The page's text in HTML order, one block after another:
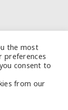
the most
preferences
consent to
from our